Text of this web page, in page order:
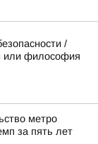
/
или философия
метро
за пять лет